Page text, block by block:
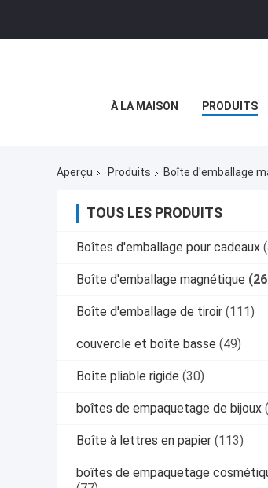
À LA MAISON PRODUITS
Aperçu Produits Boîte d'emballage
TOUS LES PRODUITS
Boîtes d'emballage pour cadeaux
Boîte d'emballage magnétique
Boîte d'emballage de tiroir (111)
couvercle et boîte basse (49)
Boîte pliable rigide (30)
boîtes de empaquetage de bijoux
Boîte à lettres en papier (113)
boîtes de empaquetage